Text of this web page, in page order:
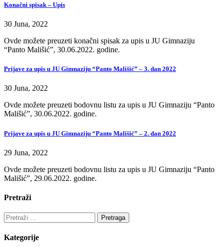
Konačni spisak – Upis
30 Juna, 2022
Ovde možete preuzeti konačni spisak za upis u JU Gimnaziju
“Panto Mališić”, 30.06.2022. godine.
Prijave za upis u JU Gimnaziju “Panto Mališić” – 3. dan 2022
30 Juna, 2022
Ovde možete preuzeti bodovnu listu za upis u JU Gimnaziju “Panto
Mališić”, 30.06.2022. godine.
Prijave za upis u JU Gimnaziju “Panto Mališić” – 2. dan 2022
29 Juna, 2022
Ovde možete preuzeti bodovnu listu za upis u JU Gimnaziju “Panto
Mališić”, 29.06.2022. godine.
Pretraži
Pretraga:
Kategorije